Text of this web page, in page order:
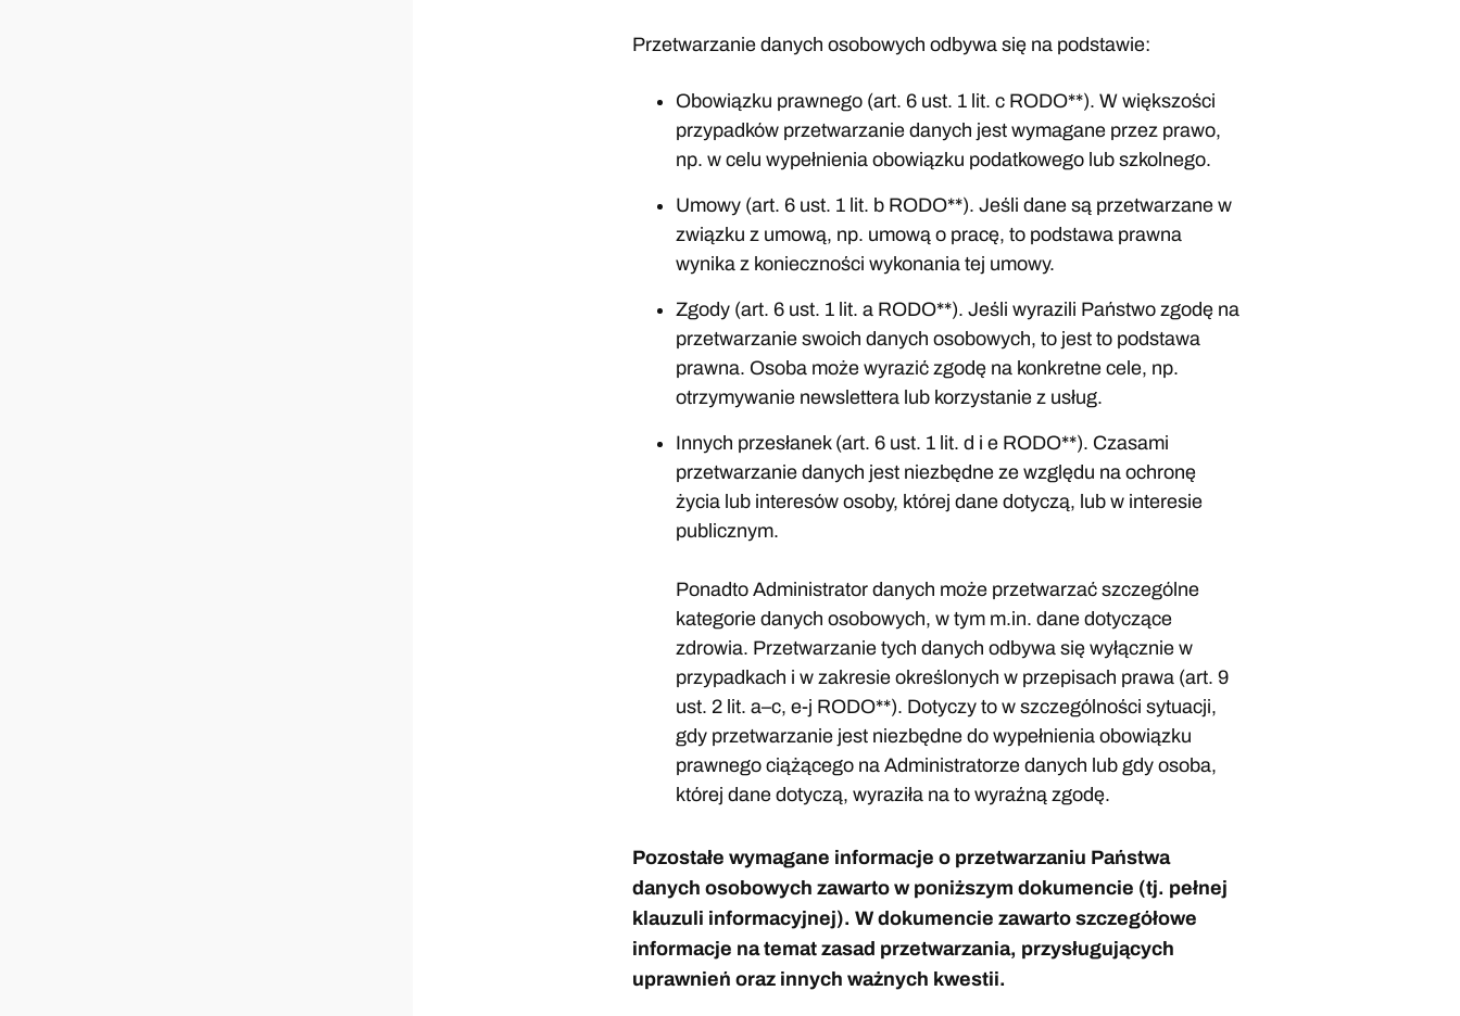
Przetwarzanie danych osobowych odbywa się na podstawie:
Obowiązku prawnego (art. 6 ust. 1 lit. c RODO**). W większości
przypadków przetwarzanie danych jest wymagane przez prawo,
np. w celu wypełnienia obowiązku podatkowego lub szkolnego.
Umowy (art. 6 ust. 1 lit. b RODO**). Jeśli dane są przetwarzane w
związku z umową, np. umową o pracę, to podstawa prawna
wynika z konieczności wykonania tej umowy.
Zgody (art. 6 ust. 1 lit. a RODO**). Jeśli wyrazili Państwo zgodę na
przetwarzanie swoich danych osobowych, to jest to podstawa
prawna. Osoba może wyrazić zgodę na konkretne cele, np.
otrzymywanie newslettera lub korzystanie z usług.
Innych przesłanek (art. 6 ust. 1 lit. d i e RODO**). Czasami
przetwarzanie danych jest niezbędne ze względu na ochronę
życia lub interesów osoby, której dane dotyczą, lub w interesie
publicznym.
Ponadto Administrator danych może przetwarzać szczególne
kategorie danych osobowych, w tym m.in. dane dotyczące
zdrowia. Przetwarzanie tych danych odbywa się wyłącznie w
przypadkach i w zakresie określonych w przepisach prawa (art. 9
ust. 2 lit. a–c, e-j RODO**). Dotyczy to w szczególności sytuacji,
gdy przetwarzanie jest niezbędne do wypełnienia obowiązku
prawnego ciążącego na Administratorze danych lub gdy osoba,
której dane dotyczą, wyraziła na to wyraźną zgodę.
Pozostałe wymagane informacje o przetwarzaniu Państwa
danych osobowych zawarto w poniższym dokumencie (tj. pełnej
klauzuli informacyjnej). W dokumencie zawarto szczegółowe
informacje na temat zasad przetwarzania, przysługujących
uprawnień oraz innych ważnych kwestii.